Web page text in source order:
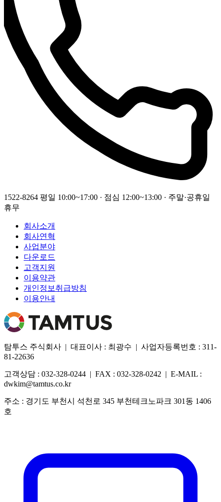
1522-8264 평일 10:00~17:00 · 점심 12:00~13:00 · 주말·공휴일
휴무
회사소개
회사연혁
사업분야
다운로드
고객지원
이용약관
개인정보취급방침
이용안내
탐투스 주식회사 | 대표이사 : 최광수 | 사업자등록번호 : 311-
81-22636
고객상담 : 032-328-0244 | FAX : 032-328-0242 | E-MAIL :
dwkim@tamtus.co.kr
주소 : 경기도 부천시 석천로 345 부천테크노파크 301동 1406
호